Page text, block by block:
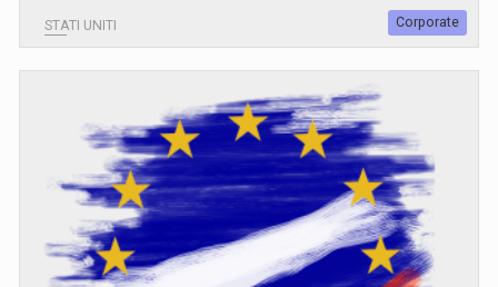
STATI UNITI Corporate